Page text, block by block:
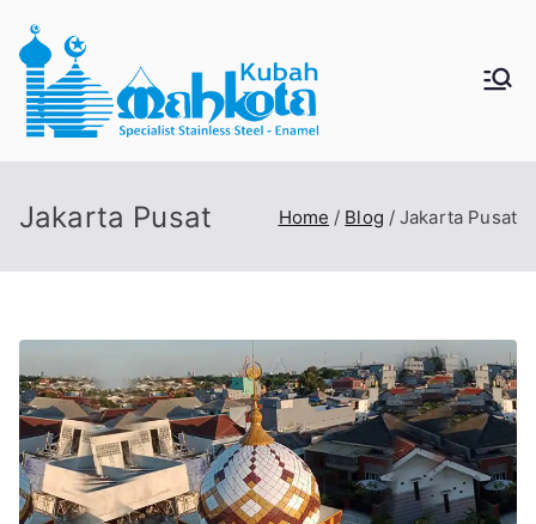
content
H
Jual Kubah Masjid
Jakarta Pusat Home Blog Jakarta Pusat